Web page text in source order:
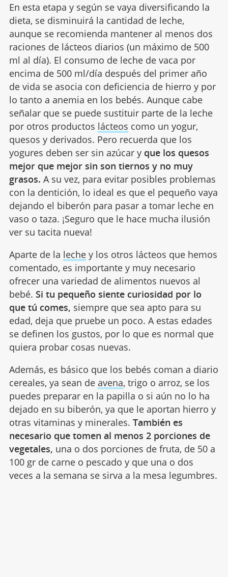
En esta etapa y según se vaya diversificando la
dieta, se disminuirá la cantidad de leche,
aunque se recomienda mantener al menos dos
raciones de lácteos diarios (un máximo de 500
ml al día). El consumo de leche de vaca por
encima de 500 ml/día después del primer año
de vida se asocia con deficiencia de hierro y por
lo tanto a anemia en los bebés. Aunque cabe
señalar que se puede sustituir parte de la leche
por otros productos lácteos como un yogur,
quesos y derivados. Pero recuerda que los
yogures deben ser sin azúcar y que los quesos
mejor que mejor sin son tiernos y no muy
grasos. A su vez, para evitar posibles problemas
con la dentición, lo ideal es que el pequeño vaya
dejando el biberón para pasar a tomar leche en
vaso o taza. ¡Seguro que le hace mucha ilusión
ver su tacita nueva!
Aparte de la lechey los otros lácteos que hemos
comentado, es importante y muy necesario
ofrecer una variedad de alimentos nuevos al
bebé. Si tu pequeño siente curiosidad por lo
que tú comes, siempre que sea apto para su
edad, deja que pruebe un poco. A estas edades
se definen los gustos, por lo que es normal que
quiera probar cosas nuevas.
Además, es básico que los bebés coman a diario
cereales, ya sean de avena, trigo o arroz, se los
puedes preparar en la papilla o si aún no lo ha
dejado en su biberón, ya que le aportan hierro y
otras vitaminas y minerales. También es
necesario que tomen al menos 2 porciones de
vegetales, una o dos porciones de fruta, de 50 a
100 gr de carne o pescado y que una o dos
veces a la semana se sirva a la mesa legumbres.